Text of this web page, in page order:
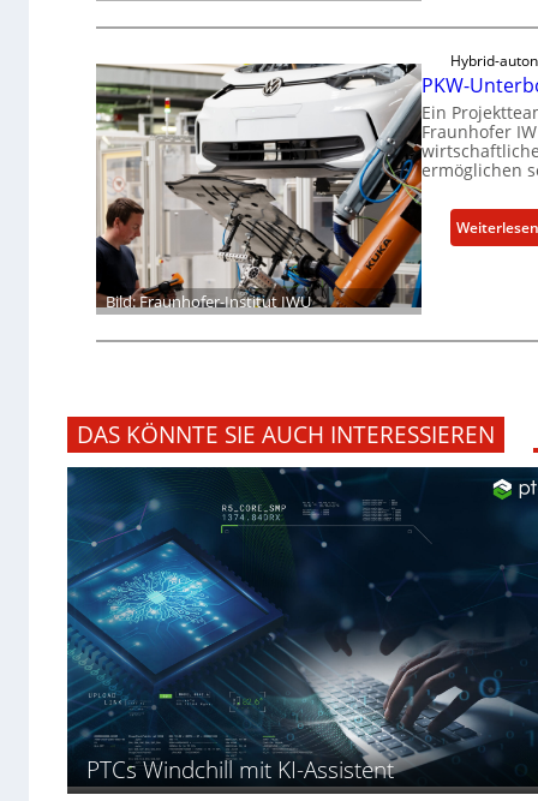
Bild: Fraunhofer-Institut IWU
Hybrid-
PKW-
Ein
Fraunhofer
ermöglichen
DAS KÖNNTE SIE AUCH INTERESSIEREN
PTCs Windchill mit KI-Assistent